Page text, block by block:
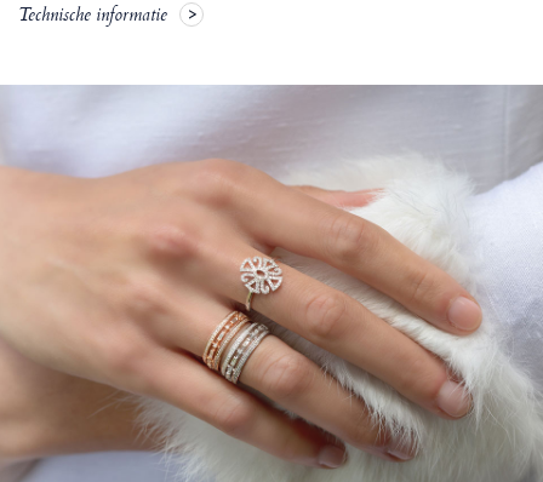
Technische informatie